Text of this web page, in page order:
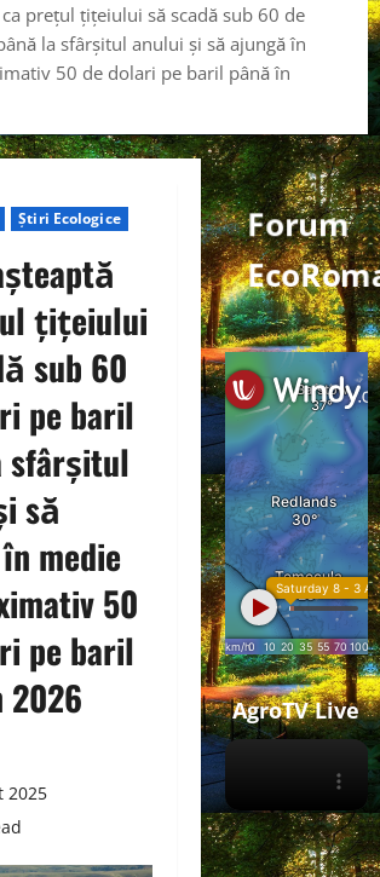
ca prețul țițeiului să scadă sub 60 de
la sfârșitul anului și să ajungă în
50 de dolari pe baril până în
Știri Ecologice
țițeiului
sub 60
pe baril
sfârșitul
să
medie
50
pe baril
2026
2025
Forum
AgroTV Live